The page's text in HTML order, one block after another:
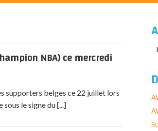
NBA) ce mercredi
supporters belges ce 22 juillet lors
sous le signe du [...]